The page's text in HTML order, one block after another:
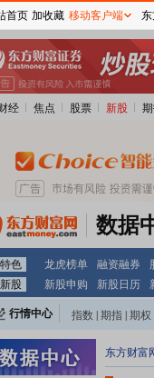
经 焦点 股票 新股
数据
特色 龙虎榜单 融资融券
新股
新股申购 新股日历
行情中心 指数 期指 期权
东方财富
首页 加收藏 移动客户端 东